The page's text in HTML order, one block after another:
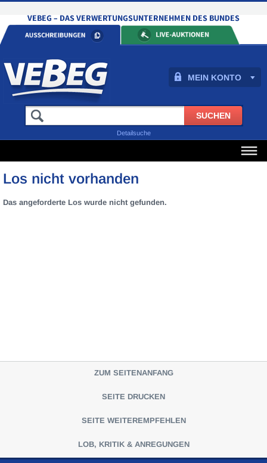
MEIN KONTO
Detailsuche
Los nicht vorhanden
Das angeforderte Los wurde nicht gefunden.
ZUM SEITENANFANG
SEITE DRUCKEN
SEITE WEITEREMPFEHLEN
LOB, KRITIK & ANREGUNGEN